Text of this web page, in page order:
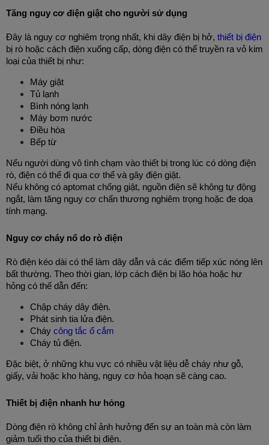
Tăng nguy cơ điện giật cho người sử dụng
Đây là nguy cơ nghiêm trọng nhất, khi dây điện bị hở, thiết bị điện
bị rò hoặc cách điện xuống cấp, dòng điện có thể truyền ra vỏ kim
loại của thiết bị như:
Máy giặt
Tủ lạnh
Bình nóng lạnh
Máy bơm nước
Điều hòa
Bếp từ
Nếu người dùng vô tình chạm vào thiết bị trong lúc có dòng điện
rò, điện có thể đi qua cơ thể và gây điện giật.
Nếu không có aptomat chống giật, nguồn điện sẽ không tự động
ngắt, làm tăng nguy cơ chấn thương nghiêm trọng hoặc đe dọa
tính mạng.
Nguy cơ cháy nổ do rò điện
Rò điện kéo dài có thể làm dây dẫn và các điểm tiếp xúc nóng lên
bất thường. Theo thời gian, lớp cách điện bị lão hóa hoặc hư
hỏng có thể dẫn đến:
Chập cháy dây điện.
Phát sinh tia lửa điện.
Cháy công tắc ổ cắm
Cháy tủ điện.
Đặc biệt, ở những khu vực có nhiều vật liệu dễ cháy như gỗ,
giấy, vải hoặc kho hàng, nguy cơ hỏa hoạn sẽ càng cao.
Thiết bị điện nhanh hư hỏng
Dòng điện rò không chỉ ảnh hưởng đến sự an toàn mà còn làm
giảm tuổi thọ của thiết bị điện.